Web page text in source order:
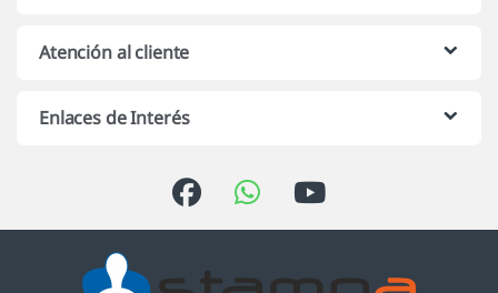
Atención al cliente
Enlaces de Interés